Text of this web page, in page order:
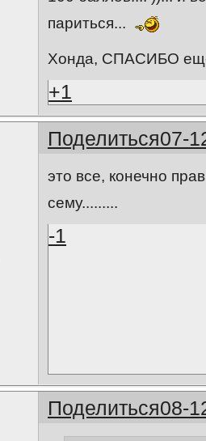
париться...
Хонда, СПАСИБО
+1
Поделиться07-
это все, конечно
сему.........
-1
Поделиться08-